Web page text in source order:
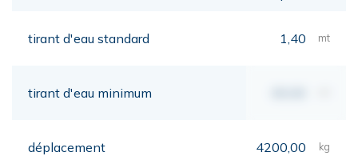
tirant d'eau standard 1,40 mt
tirant d'eau minimum
déplacement 4200,00 kg